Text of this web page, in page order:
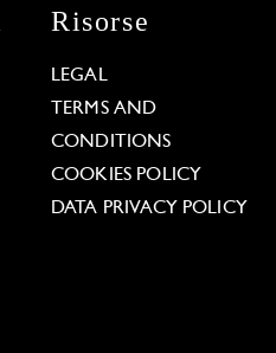
Risorse
LEGAL
TERMS AND
CONDITIONS
COOKIES POLICY
DATA PRIVACY POLICY